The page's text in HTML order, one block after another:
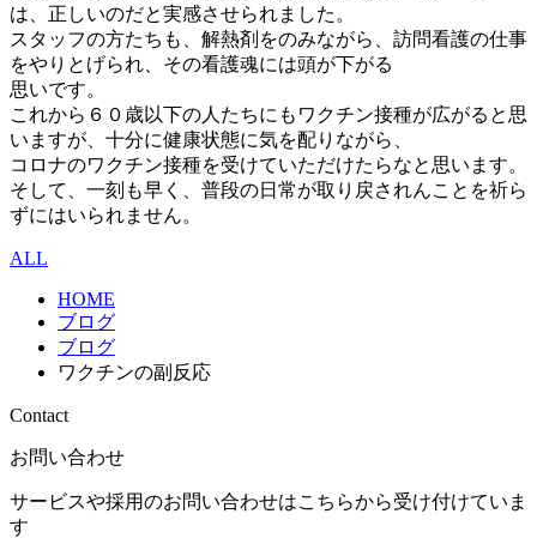
は、正しいのだと実感させられました。
スタッフの方たちも、解熱剤をのみながら、訪問看護の仕事
をやりとげられ、その看護魂には頭が下がる
思いです。
これから６０歳以下の人たちにもワクチン接種が広がると思
いますが、十分に健康状態に気を配りながら、
コロナのワクチン接種を受けていただけたらなと思います。
そして、一刻も早く、普段の日常が取り戻されんことを祈ら
ずにはいられません。
ALL
HOME
ブログ
ブログ
ワクチンの副反応
Contact
お問い合わせ
サービスや採用のお問い合わせはこちらから受け付けていま
す